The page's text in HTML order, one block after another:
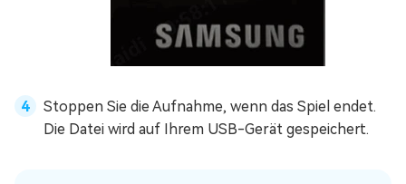
Stoppen Sie die Aufnahme, wenn das Spiel endet.
Die Datei wird auf Ihrem USB-Gerät gespeichert.